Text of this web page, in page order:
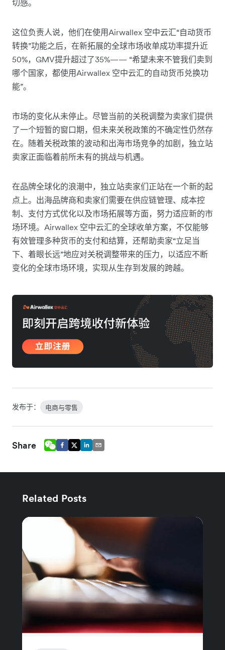
切感。
这位负责人说，他们在使用Airwallex 空中云汇“自动货币
转换”功能之后，在新拓展的全球市场收单成功率提升近
50%，GMV提升超过了35%—— “希望未来不管我们卖到
哪个国家，都使用Airwallex 空中云汇的自动货币兑换功
能”。
市场的变化从未停止。尽管当前的关税调整为卖家们提供
了一个短暂的窗口期，但未来关税政策的不确定性仍然存
在。随着关税政策的波动和出海市场竞争的加剧，独立站
卖家正面临着前所未有的挑战与机遇。
在品牌全球化的浪潮中，独立站卖家们正站在一个新的起
点上。出海品牌商和卖家们需要在供应链管理、成本控
制、支付方式优化以及市场拓展等方面，努力适应新的市
场环境。Airwallex 空中云汇的全球收单方案，不仅能够
有效管理多种货币的支付和结算，还帮助卖家“立足当
下、着眼长远”地应对关税调整带来的压力，以适应不断
变化的全球市场环境，实现从生存到发展的跨越。
发布于： 电商与零售
Share
Related Posts